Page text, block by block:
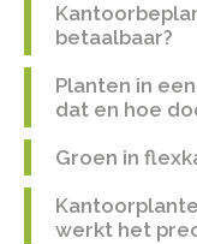
betaalbaar?
Planten in
dat en hoe
Groen in
werkt het